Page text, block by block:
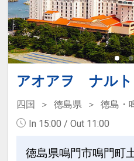
アオアヲ ナル
四国 徳島県 徳島・
In 15:00 / Out 11:00
徳島県鳴門市鳴門町